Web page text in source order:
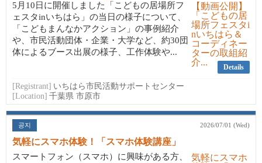
5月10日に開催しました「こどもの居場所フ
ェスタinいちはら」の当日の様子について、
「こどもまんなかアクション」の事例紹介
や、市民活動団体・企業・大学など、約30団
体によるブース出展の様子、工作体験や...
Details
[Registrant] いちはら市民活動サポートセンター
[Location] 千葉県 市原市
공지 2026/07/01 (Wed)
気軽にスマホ体験！「スマホ体験講座」
スマートフォン（スマホ）に興味がある方、